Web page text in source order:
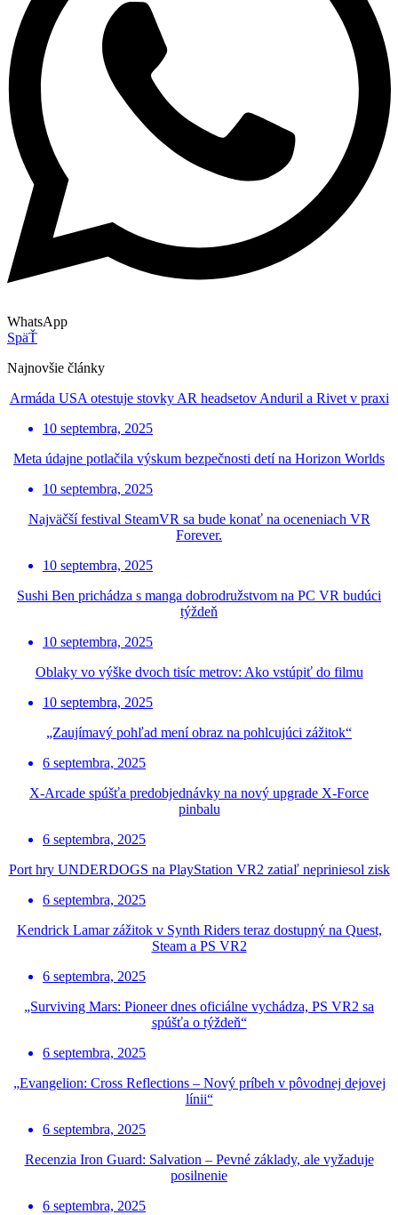
WhatsApp
SpäŤ
Najnovšie články
Armáda USA otestuje stovky AR headsetov Anduril a Rivet v praxi
10 septembra, 2025
Meta údajne potlačila výskum bezpečnosti detí na Horizon Worlds
10 septembra, 2025
Najväčší festival SteamVR sa bude konať na oceneniach VR
Forever.
10 septembra, 2025
Sushi Ben prichádza s manga dobrodružstvom na PC VR budúci
týždeň
10 septembra, 2025
Oblaky vo výške dvoch tisíc metrov: Ako vstúpiť do filmu
10 septembra, 2025
„Zaujímavý pohľad mení obraz na pohlcujúci zážitok“
6 septembra, 2025
X-Arcade spúšťa predobjednávky na nový upgrade X-Force
pinbalu
6 septembra, 2025
Port hry UNDERDOGS na PlayStation VR2 zatiaľ nepriniesol zisk
6 septembra, 2025
Kendrick Lamar zážitok v Synth Riders teraz dostupný na Quest,
Steam a PS VR2
6 septembra, 2025
„Surviving Mars: Pioneer dnes oficiálne vychádza, PS VR2 sa
spúšťa o týždeň“
6 septembra, 2025
„Evangelion: Cross Reflections – Nový príbeh v pôvodnej dejovej
línii“
6 septembra, 2025
Recenzia Iron Guard: Salvation – Pevné základy, ale vyžaduje
posilnenie
6 septembra, 2025